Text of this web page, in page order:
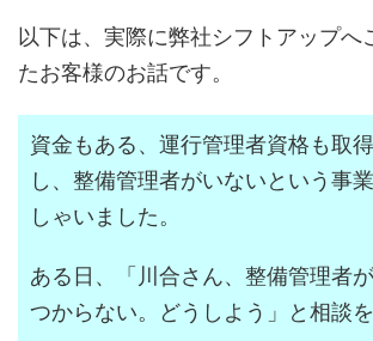
以下は、実際に弊社シフトアップへ
たお客様のお話です。
資金もある、運行管理者資格も取
し、整備管理者がいないという事
しゃいました。
ある日、「川合さん、整備管理者
つからない。どうしよう」と相談を